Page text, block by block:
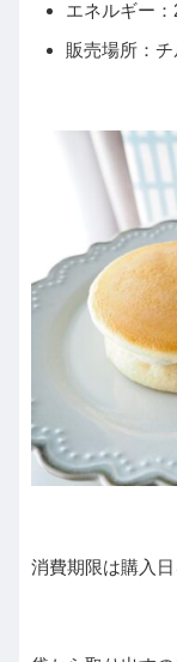
エネルギー
販売場所：
消費期限は購入日